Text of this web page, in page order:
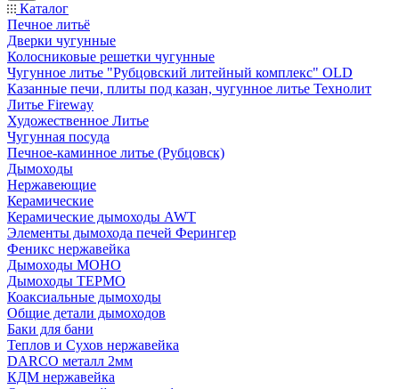
Каталог
Печное литьё
Дверки чугунные
Колосниковые решетки чугунные
Чугунное литье "Рубцовский литейный комплекс" OLD
Казанные печи, плиты под казан, чугунное литье Технолит
Литье Fireway
Художественное Литье
Чугунная посуда
Печное-каминное литье (Рубцовск)
Дымоходы
Нержавеющие
Керамические
Керамические дымоходы AWT
Элементы дымохода печей Ферингер
Феникс нержавейка
Дымоходы МОНО
Дымоходы ТЕРМО
Коаксиальные дымоходы
Общие детали дымоходов
Баки для бани
Теплов и Сухов нержавейка
DARCO металл 2мм
КДМ нержавейка